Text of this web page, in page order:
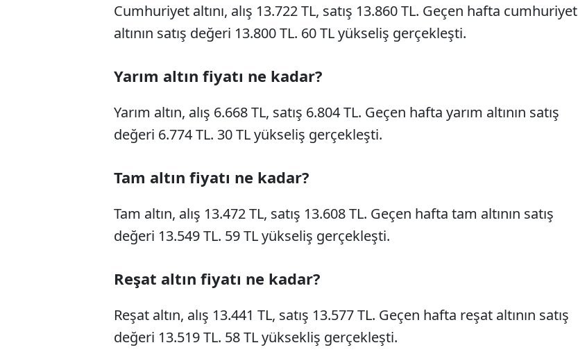
Cumhuriyet altını, alış 13.722 TL, satış 13.860 TL. Geçen hafta cumhuriyet
altının satış değeri 13.800 TL. 60 TL yükseliş gerçekleşti.
Yarım altın fiyatı ne kadar?
Yarım altın, alış 6.668 TL, satış 6.804 TL. Geçen hafta yarım altının satış
değeri 6.774 TL. 30 TL yükseliş gerçekleşti.
Tam altın fiyatı ne kadar?
Tam altın, alış 13.472 TL, satış 13.608 TL. Geçen hafta tam altının satış
değeri 13.549 TL. 59 TL yükseliş gerçekleşti.
Reşat altın fiyatı ne kadar?
Reşat altın, alış 13.441 TL, satış 13.577 TL. Geçen hafta reşat altının satış
değeri 13.519 TL. 58 TL yüksekliş gerçekleşti.